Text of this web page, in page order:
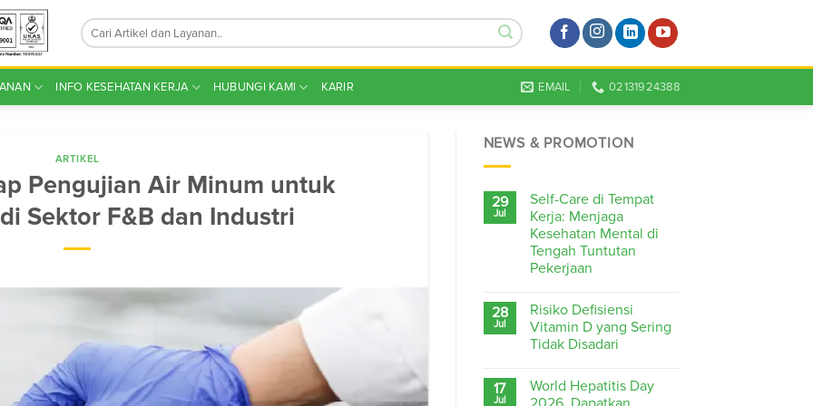
INFO KESEHATAN KERJA HUBUNGI KAMI KARIR EMAIL 02131924388
ARTIKEL
Pengujian Air Minum untuk
Sektor F&B dan Industri
NEWS & PROMOTION
29
Jul
Self-Care di Tempat
Kerja: Menjaga
Kesehatan Mental di
Tengah Tuntutan
Pekerjaan
28
Jul
Risiko Defisiensi
Vitamin D yang Sering
Tidak Disadari
17
Jul
World Hepatitis Day